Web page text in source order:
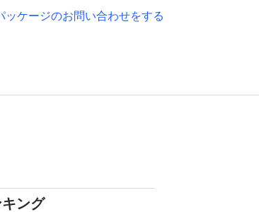
ッケージのお問い合わせをする
ング